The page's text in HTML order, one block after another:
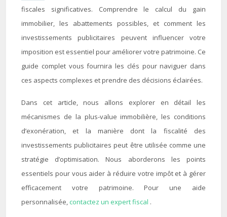
fiscales significatives. Comprendre le calcul du gain
immobilier, les abattements possibles, et comment les
investissements publicitaires peuvent influencer votre
imposition est essentiel pour améliorer votre patrimoine. Ce
guide complet vous fournira les clés pour naviguer dans
ces aspects complexes et prendre des décisions éclairées.
Dans cet article, nous allons explorer en détail les
mécanismes de la plus-value immobilière, les conditions
d’exonération, et la manière dont la fiscalité des
investissements publicitaires peut être utilisée comme une
stratégie d’optimisation. Nous aborderons les points
essentiels pour vous aider à réduire votre impôt et à gérer
efficacement votre patrimoine. Pour une aide
personnalisée,contactez un expert fiscal .